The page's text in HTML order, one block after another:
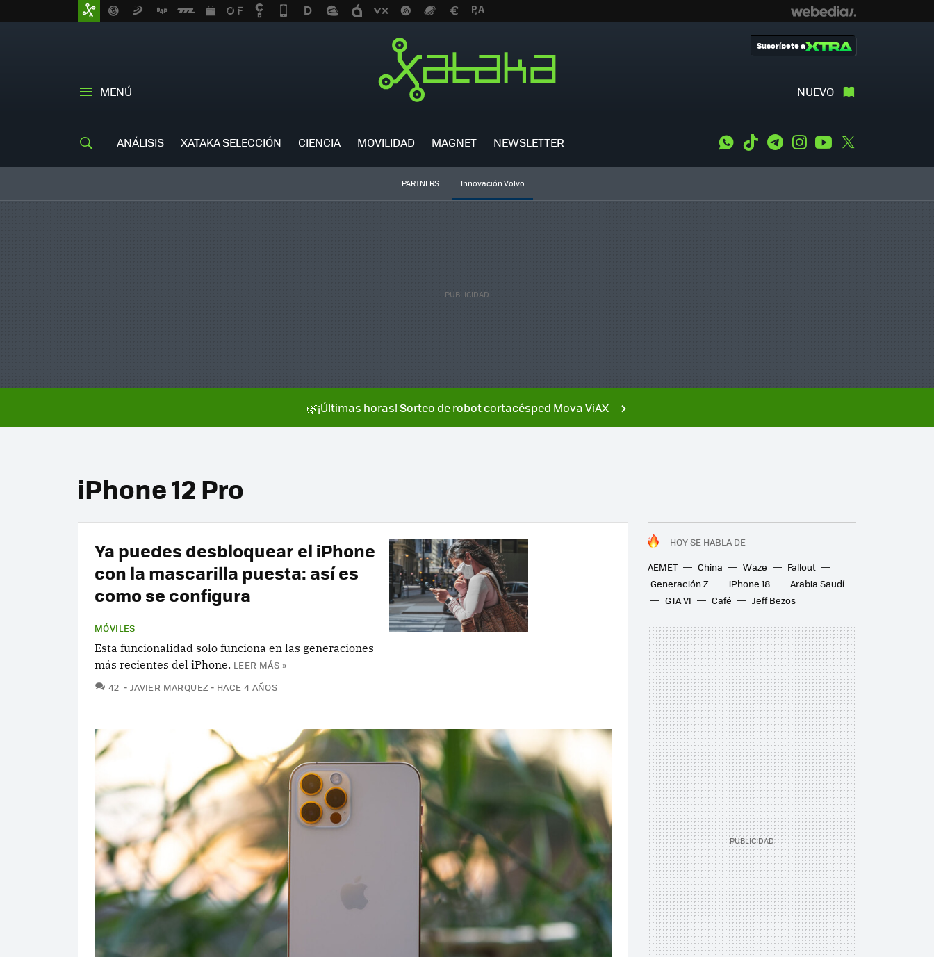
MENÚ NUEVO
Suscríbete a
ANÁLISIS XATAKA SELECCIÓN CIENCIA MOVILIDAD MAGNET NEWSLETTER WhatsApp
Tiktok TelegramInstagramYoutube
PARTNERS Innovación Volvo
🌿¡Últimas horas! Sorteo de robot cortacésped Mova ViAX
iPhone 12 Pro
HOY SE HABLA DE
AEMET
China Waze
Fallout
Generación Z
iPhone 18
Arabia Saudí
GTA VI
Café Jeff Bezos
Ya puedes desbloquear el iPhone
con la mascarilla puesta: así es
como se configura
MÓVILES
Esta funcionalidad solo funciona en las generaciones
más recientes del iPhone. LEER MÁS »
42 COMENTARIOS
JAVIER MARQUEZ HACE 4 AÑOS